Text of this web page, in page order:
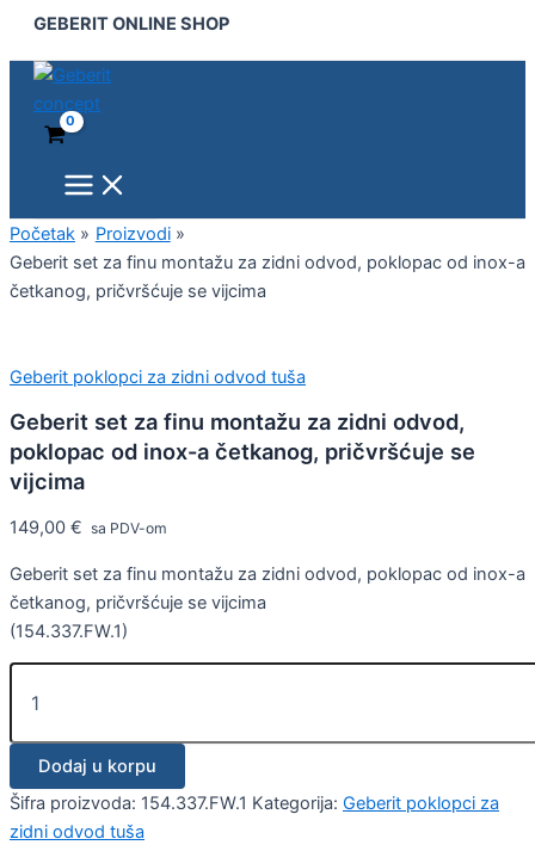
Pređi
sadržaj
GEBERIT ONLINE SHOP
Menu
Početak
Proizvodi
Geberit set za finu montažu za zidni odvod, poklopac od inox-a
četkanog, pričvršćuje se vijcima
Geberit poklopci za zidni odvod tuša
Geberit set za finu montažu za zidni odvod,
poklopac od inox-a četkanog, pričvršćuje se
vijcima
149,00 € sa PDV-om
Geberit set za finu montažu za zidni odvod, poklopac od inox-a
četkanog, pričvršćuje se vijcima
(154.337.FW.1)
za
finu
montažu
poklopac
od
inox-
a
četkanog,
vijcima
količina
Dodaj u korpu
Šifra proizvoda: 154.337.FW.1 Kategorija: Geberit poklopci za
zidni odvod tuša